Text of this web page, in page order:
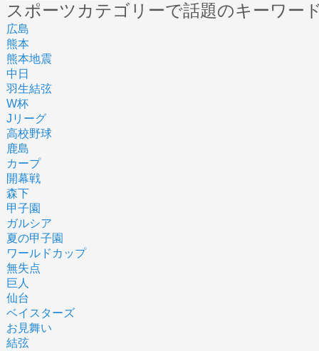
スポーツカテゴリーで話題のキーワー
広島
熊本
熊本地震
中日
羽生結弦
W杯
Jリーグ
高校野球
鹿島
カープ
開幕戦
森下
甲子園
ガルシア
夏の甲子園
ワールドカップ
無失点
巨人
仙台
ベイスターズ
お見舞い
結弦